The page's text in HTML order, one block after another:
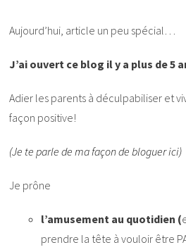
Aujourd’hui, article un peu spécial…
J’ai ouvert ce blog il y a plus de 5
Adier les parents à déculpabiliser et
façon positive!
(Je te parle de ma façon de bloguer ici)
Je prône
l’amusement au quotidien (
prendre la tête à vouloir être